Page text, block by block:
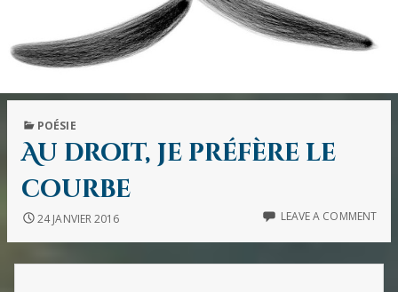
PUBLISHED
POÉSIE
Au droit, je préfère le
courbe
24 JANVIER 2016 LEAVE A COMMENT